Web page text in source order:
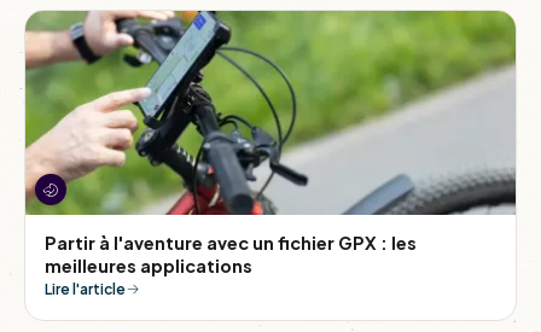
Partir à l'aventure avec un fichier GPX : les
meilleures applications
Lire l'article